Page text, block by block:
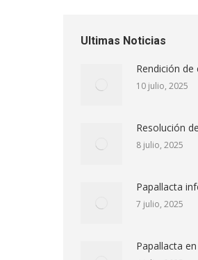
Ultimas Noticias
Rendición
10 julio, 2025
Resolución
8 julio, 2025
Papallacta
7 julio, 2025
Papallacta